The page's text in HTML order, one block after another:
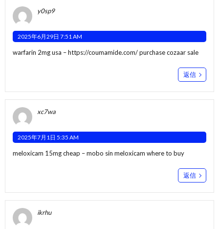
y0sp9
2025年6月29日 7:51 AM
warfarin 2mg usa –https://coumamide.com/purchase cozaar sale
返信
xc7wa
2025年7月1日 5:35 AM
meloxicam 15mg cheap –mobo sin meloxicam where to buy
返信
ikrhu